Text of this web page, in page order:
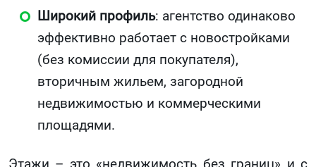
Широкий профиль: агентство одинаково
эффективно работает с новостройками
(без комиссии для покупателя),
вторичным жильем, загородной
недвижимостью и коммерческими
площадями.